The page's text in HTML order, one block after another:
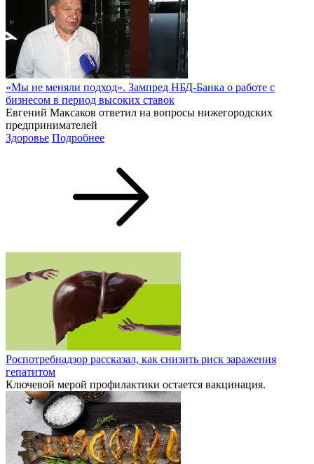
«Мы не меняли подход». Зампред НБД-Банка о работе с
бизнесом в период высоких ставок
Евгений Максаков ответил на вопросы нижегородских
предпринимателей
Здоровье Подробнее
Роспотребнадзор рассказал, как снизить риск заражения
гепатитом
Ключевой мерой профилактики остается вакцинация.